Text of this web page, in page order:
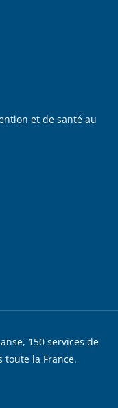
et de santé au
150 services de
toute la France.